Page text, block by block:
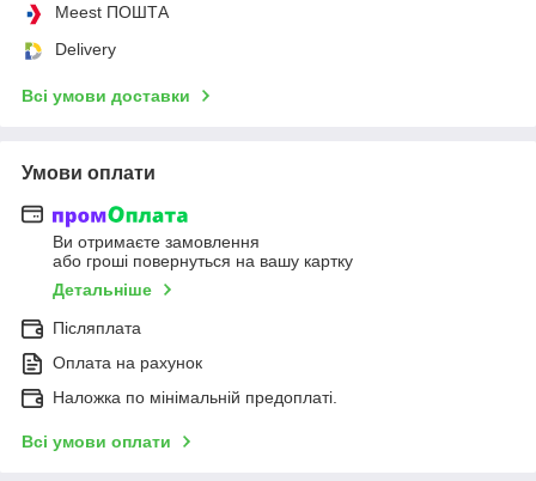
Meest ПОШТА
Delivery
Всі умови доставки
Умови оплати
Ви отримаєте замовлення
або гроші повернуться на вашу картку
Детальніше
Післяплата
Оплата на рахунок
Наложка по мінімальній предоплаті.
Всі умови оплати